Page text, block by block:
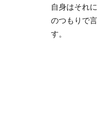
自身はそれ
のつもりで
す。